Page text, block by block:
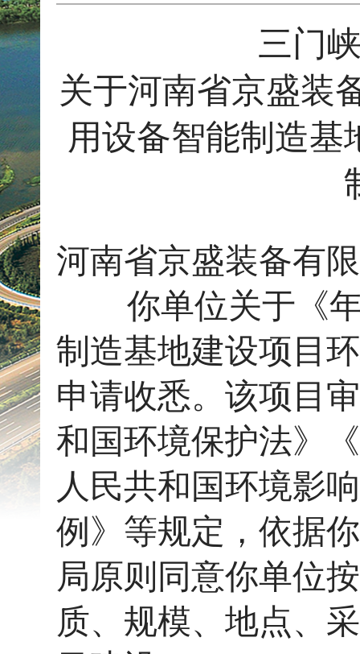
三门
关于河南省京盛装
用设备智能制造基
河南省京盛装备有
你单位关于《年
制造基地建设项目
申请收悉。该项目
和国环境保护法》
人民共和国环境影
例》等规定，依据
局原则同意你单位
质、规模、地点、